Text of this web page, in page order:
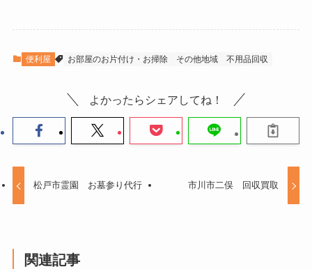
便利屋 お部屋のお片付け・お掃除 その他地域 不用品回収
よかったらシェアしてね！
松戸市霊園 お墓参り代行 市川市二俣 回収買取
関連記事